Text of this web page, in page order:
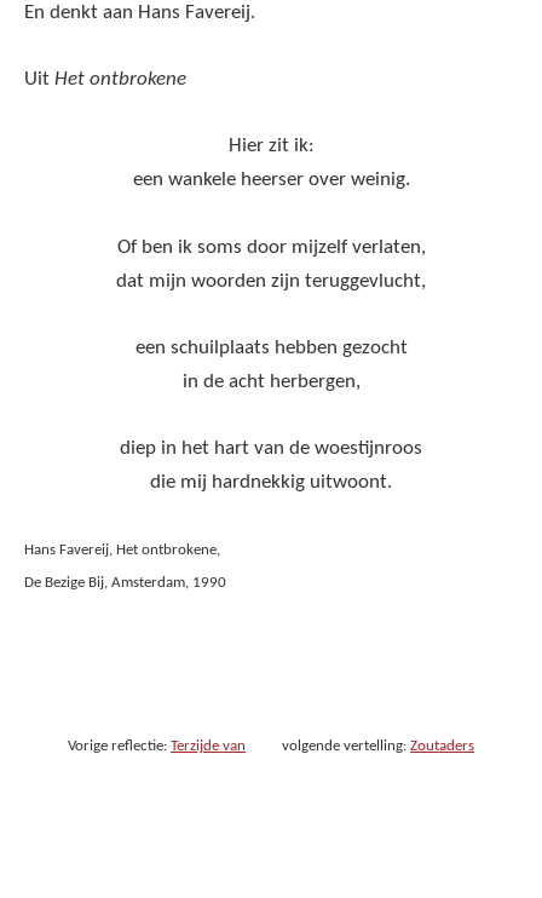
En denkt aan Hans Favereij.
Uit Het ontbrokene
Hier zit ik:
een wankele heerser over weinig.
Of ben ik soms door mijzelf verlaten,
dat mijn woorden zijn teruggevlucht,
een schuilplaats hebben gezocht
in de acht herbergen,
diep in het hart van de woestijnroos
die mij hardnekkig uitwoont.
Hans Favereij, Het ontbrokene,
De Bezige Bij, Amsterdam, 1990
Vorige reflectie: Terzijde van volgende vertelling: Zoutaders